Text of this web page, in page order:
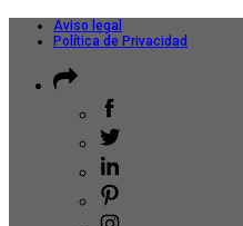
Aviso legal
Política de Privacidad